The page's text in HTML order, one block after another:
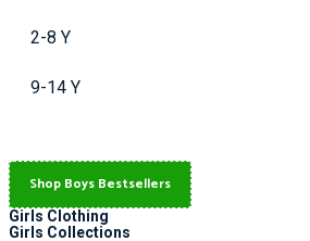
2-8 Y
9-14 Y
Shop Boys Bestsellers
Girls Clothing
Girls Collections